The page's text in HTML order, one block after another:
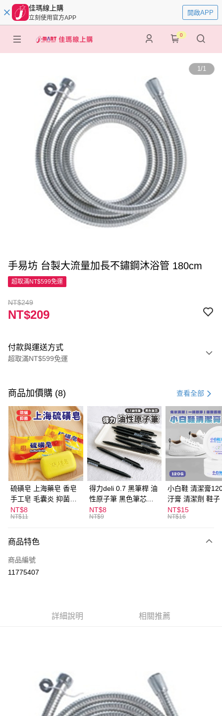
佳瑪線上購
立刻使用官方APP
開啟APP
0
1/1
手易坊 台製大流量加長不鏽鋼沐浴管 180cm
超取滿NT$599免運
NT$249
NT$209
付款與運送方式
超取滿NT$599免運
信用卡一次付款
超商取貨付款
LINE Pay
Apple Pay
街口支付
悠遊付
ATM付款
全家取貨付款
每筆NT$60，滿NT$599(含以上)免運費
付款後全家取貨
每筆NT$60，滿NT$599(含以上)免運費
每筆NT$120，滿NT$1,999(含以上)免運費
商品加價購 (8) 查看全部
硫磺皂 上海藥皂 香皂
手工皂 毛囊炎 抑菌除
蟎 清潔護膚 去油去痘
寵物皮膚病 狗狗貓咪
NT$8
NT$11
得力deli 0.7 黑筆桿 油
性原子筆 黑色筆芯
S304
NT$8
NT$9
小白鞋 清潔膏
汙膏 清潔劑 鞋子
漬 白皮鞋 鞋油
NT$15
NT$16
商品特色
商品編號
11775407
詳細說明 相關推薦